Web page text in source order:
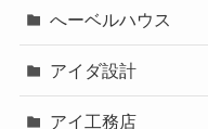
へーベルハウス
アイダ設計
アイ工務店